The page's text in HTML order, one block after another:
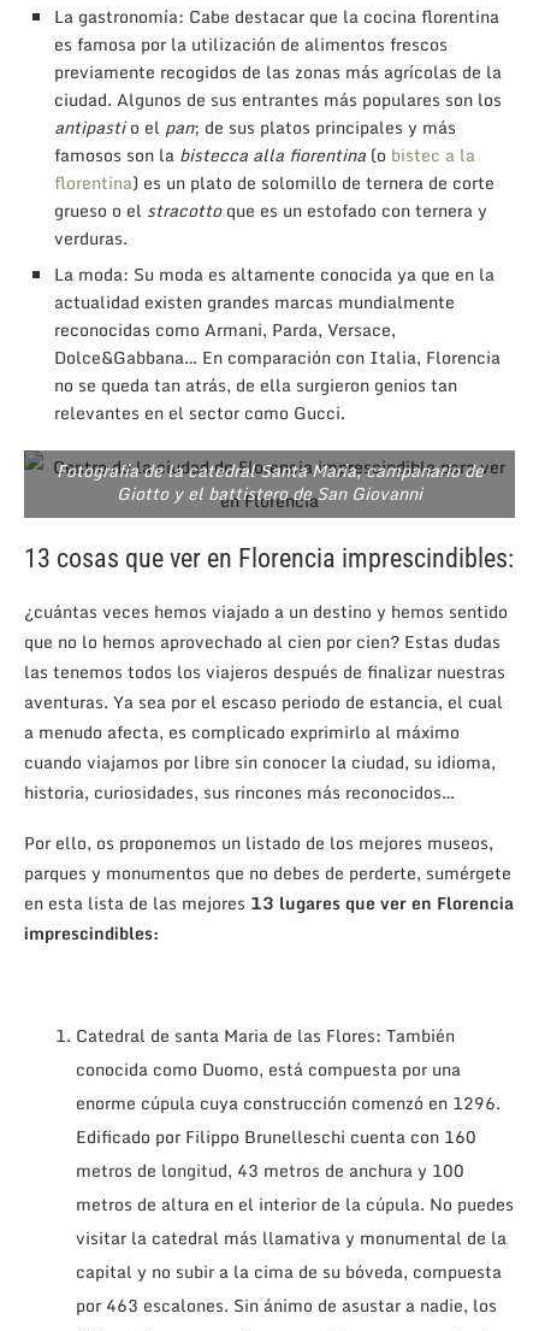
La gastronomía: Cabe destacar que la cocina florentina
es famosa por la utilización de alimentos frescos
previamente recogidos de las zonas más agrícolas de la
ciudad. Algunos de sus entrantes más populares son los
antipastio el pan; de sus platos principales y más
famosos son la bistecca alla fiorentina (o bistec a la
florentina) es un plato de solomillo de ternera de corte
grueso o el stracottoque es un estofado con ternera y
verduras.
La moda: Su moda es altamente conocida ya que en la
actualidad existen grandes marcas mundialmente
reconocidas como Armani, Parda, Versace,
Dolce&Gabbana… En comparación con Italia, Florencia
no se queda tan atrás, de ella surgieron genios tan
relevantes en el sector como Gucci.
Fotografía de la catedral Santa María, campanario de
Giotto y el battistero de San Giovanni
13 cosas que ver en Florencia imprescindibles:
¿cuántas veces hemos viajado a un destino y hemos sentido
que no lo hemos aprovechado al cien por cien? Estas dudas
las tenemos todos los viajeros después de finalizar nuestras
aventuras. Ya sea por el escaso periodo de estancia, el cual
a menudo afecta, es complicado exprimirlo al máximo
cuando viajamos por libre sin conocer la ciudad, su idioma,
historia, curiosidades, sus rincones más reconocidos…
Por ello, os proponemos un listado de los mejores museos,
parques y monumentos que no debes de perderte, sumérgete
en esta lista de las mejores 13 lugares que ver en Florencia
imprescindibles:
Catedral de santa Maria de las Flores: También
conocida como Duomo, está compuesta por una
enorme cúpula cuya construcción comenzó en 1296.
Edificado por Filippo Brunelleschi cuenta con 160
metros de longitud, 43 metros de anchura y 100
metros de altura en el interior de la cúpula. No puedes
visitar la catedral más llamativa y monumental de la
capital y no subir a la cima de su bóveda, compuesta
por 463 escalones. Sin ánimo de asustar a nadie, los